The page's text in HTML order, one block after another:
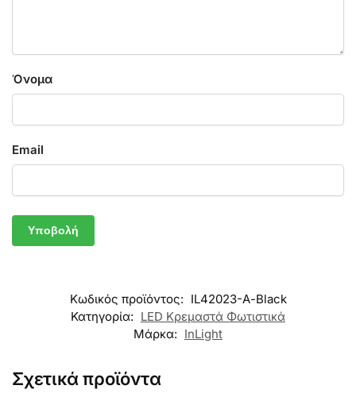
Όνομα
Email
Κωδικός προϊόντος: IL42023-Α-Black
Κατηγορία: LED Κρεμαστά Φωτιστικά
Μάρκα: InLight
Σχετικά προϊόντα